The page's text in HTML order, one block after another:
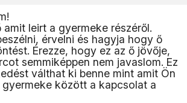
amit leirt a gyermeke részéről.
érvelni és hagyja hogy ő
Érezze, hogy ez az ő jövője,
semmiképpen nem javaslom. Ez
válthat ki benne mint amit Ön
gyermeke között a kapcsolat a